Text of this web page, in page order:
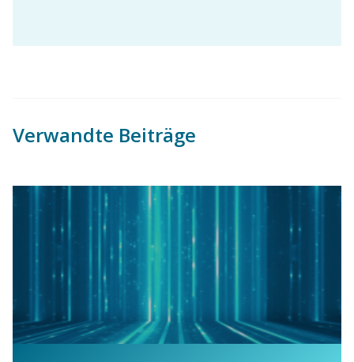
Verwandte Beiträge